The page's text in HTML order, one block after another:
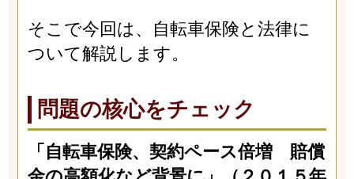
そこで今回は、自転車保険と法律に
ついて解説します。
問題の核心をチェック
「自転車保険、契約ペース倍増 賠償